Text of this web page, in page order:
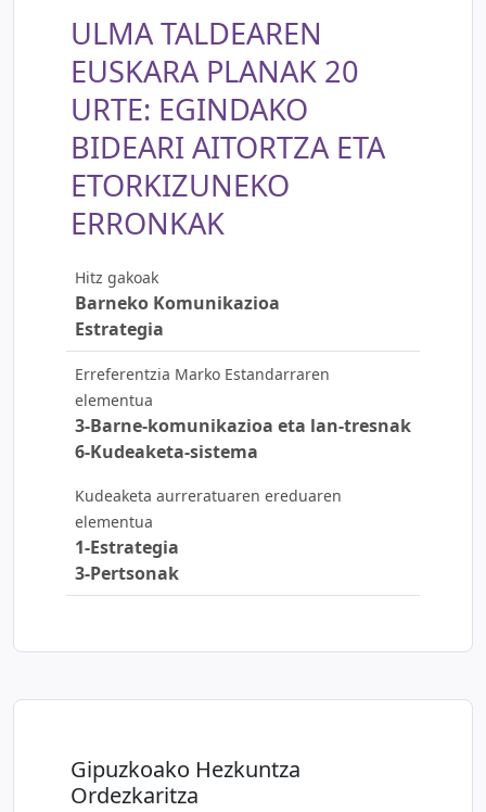
ULMA TALDEAREN
EUSKARA PLANAK 20
URTE: EGINDAKO
BIDEARI AITORTZA ETA
ETORKIZUNEKO
ERRONKAK
Hitz gakoak
Barneko Komunikazioa
Estrategia
Erreferentzia Marko Estandarraren
elementua
3-Barne-komunikazioa eta lan-tresnak
6-Kudeaketa-sistema
Kudeaketa aurreratuaren ereduaren
elementua
1-Estrategia
3-Pertsonak
Gipuzkoako Hezkuntza
Ordezkaritza